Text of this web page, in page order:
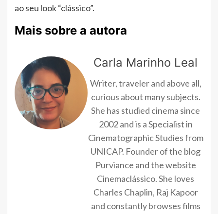
ao seu look “clássico”.
Mais sobre a autora
Carla Marinho Leal
Writer, traveler and above all,
curious about many subjects.
She has studied cinema since
2002 and is a Specialist in
Cinematographic Studies from
UNICAP. Founder of the blog
Purviance and the website
Cinemaclássico. She loves
Charles Chaplin, Raj Kapoor
and constantly browses films